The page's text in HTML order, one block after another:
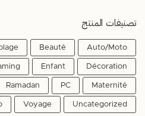
تصنيفات المنتج
Auto/Moto
Beauté
Décoration
Enfant
Maternité
PC
Ramadan
Uncategorized
Voyage